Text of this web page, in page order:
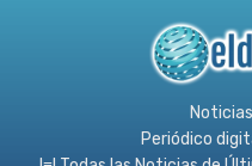
Periódico